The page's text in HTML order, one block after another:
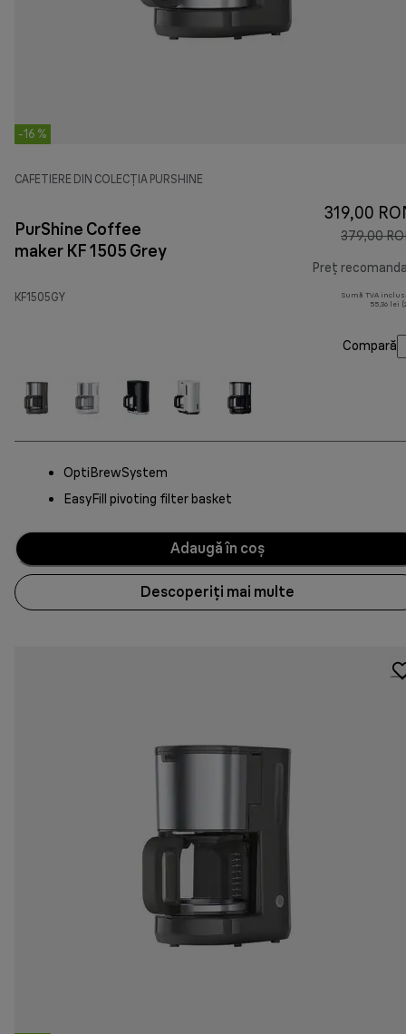
-16 %
CAFETIERE DIN COLECȚIA PURSHINE
PurShine Coffee
maker KF 1505 Grey
KF1505GY
319,00
379,00
Preț
Sumă TVA
55,36 lei
Compară
OptiBrewSystem
EasyFill pivoting filter basket
Adaugă în coș
Descoperiți mai multe